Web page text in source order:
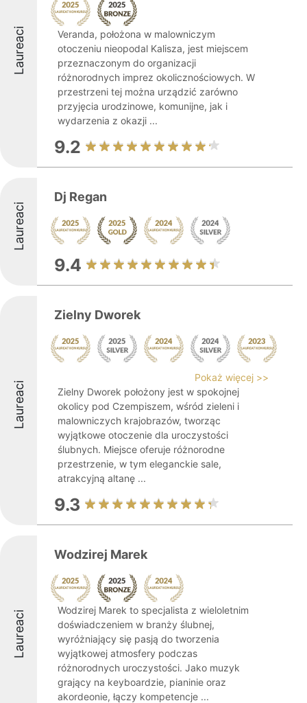
Laureaci
Veranda, położona w malowniczym
otoczeniu nieopodal Kalisza, jest miejscem
przeznaczonym do organizacji
różnorodnych imprez okolicznościowych. W
przestrzeni tej można urządzić zarówno
przyjęcia urodzinowe, komunijne, jak i
wydarzenia z okazji ...
9.2
Laureaci
Dj Regan
9.4
Laureaci
Zielny Dworek
Pokaż więcej >>
Zielny Dworek położony jest w spokojnej
okolicy pod Czempiszem, wśród zieleni i
malowniczych krajobrazów, tworząc
wyjątkowe otoczenie dla uroczystości
ślubnych. Miejsce oferuje różnorodne
przestrzenie, w tym eleganckie sale,
atrakcyjną altanę ...
9.3
Laureaci
Wodzirej Marek
Wodzirej Marek to specjalista z wieloletnim
doświadczeniem w branży ślubnej,
wyróżniający się pasją do tworzenia
wyjątkowej atmosfery podczas
różnorodnych uroczystości. Jako muzyk
grający na keyboardzie, pianinie oraz
akordeonie, łączy kompetencje ...